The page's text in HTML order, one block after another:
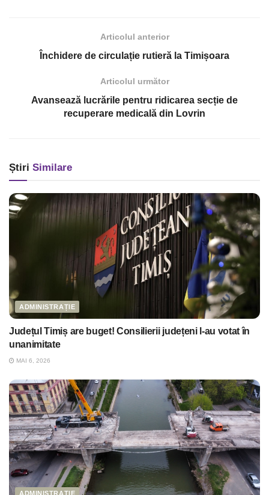
Articolul anterior
Închidere de circulație rutieră la Timișoara
Articolul următor
Avansează lucrările pentru ridicarea secție de
recuperare medicală din Lovrin
Știri Similare
ADMINISTRAȚIE
Județul Timiș are buget! Consilierii județeni l-au votat în
unanimitate
MAI 6, 2026
ADMINISTRAȚIE